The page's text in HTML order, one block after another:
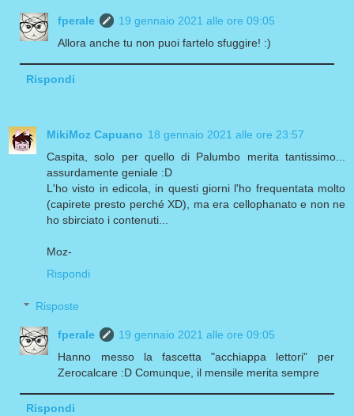
fperale
19 gennaio 2021 alle ore 09:05
Allora anche tu non puoi fartelo sfuggire! :)
Rispondi
MikiMoz Capuano 18 gennaio 2021 alle ore 23:57
Caspita, solo per quello di Palumbo merita tantissimo...
assurdamente geniale :D
L'ho visto in edicola, in questi giorni l'ho frequentata molto
(capirete presto perché XD), ma era cellophanato e non ne
ho sbirciato i contenuti...
Moz-
Rispondi
Risposte
fperale
19 gennaio 2021 alle ore 09:05
Hanno messo la fascetta "acchiappa lettori" per
Zerocalcare :D Comunque, il mensile merita sempre
Rispondi